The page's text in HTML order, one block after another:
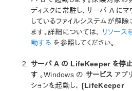
LifeKeeper の起動と停
IP リソース管理
DNS リソースの管理
EditFileShareResource
リソース階層の移動
共有ディスクのオフライ
ディスクに常駐し、サーバ A にマ
しているファイルシステムが解除
ます。詳細については、
リソース
動する を参照してください。
サーバ A の LifeKeeper を停
す 。Windows の サービス アプ
ションを起動し、 [LifeKeeper